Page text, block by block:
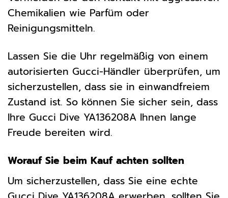
Chemikalien wie Parfüm oder
Reinigungsmitteln.
Lassen Sie die Uhr regelmäßig von einem
autorisierten Gucci-Händler überprüfen, um
sicherzustellen, dass sie in einwandfreiem
Zustand ist. So können Sie sicher sein, dass
Ihre Gucci Dive YA136208A Ihnen lange
Freude bereiten wird.
Worauf Sie beim Kauf achten sollten
Um sicherzustellen, dass Sie eine echte